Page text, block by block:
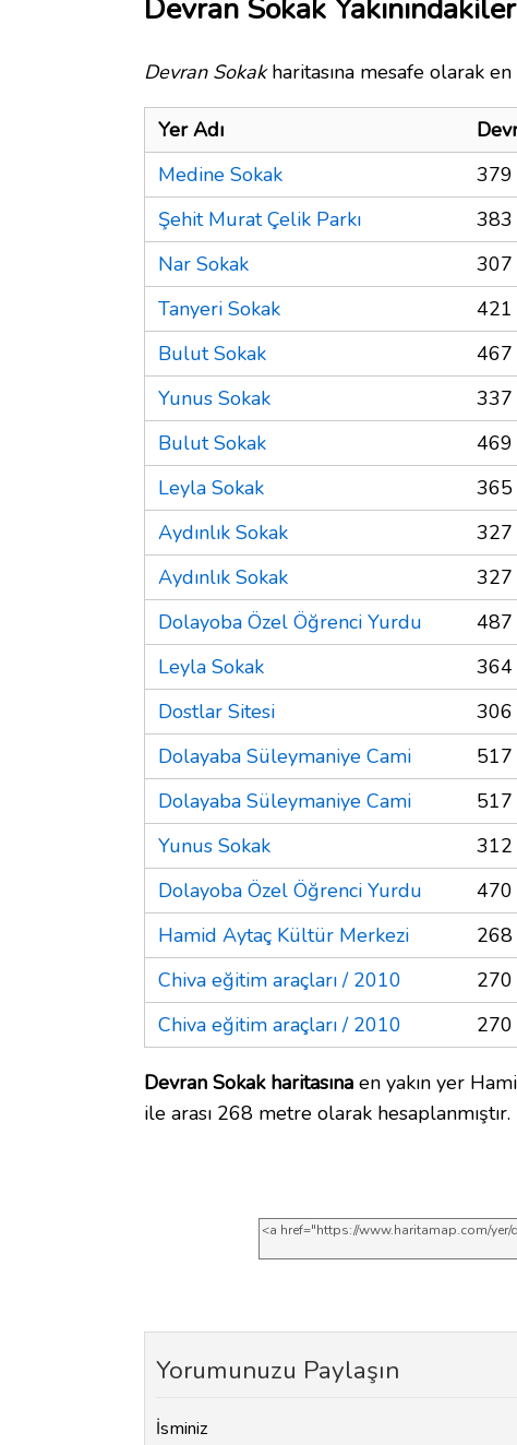
Devran Sokak Yakınındakiler
Devran Sokakharitasına mesafe olarak en
Yer Adı
Medine Sokak
379
Şehit Murat Çelik Parkı
383
Nar Sokak
307
Tanyeri Sokak
421
Bulut Sokak
467
Yunus Sokak
337
Bulut Sokak
469
Leyla Sokak
365
Aydınlık Sokak
327
Aydınlık Sokak
327
Dolayoba Özel Öğrenci Yurdu
487
Leyla Sokak
364
Dostlar Sitesi
306
Dolayaba Süleymaniye Cami
Dolayaba Süleymaniye Cami
Yunus Sokak
312
Dolayoba Özel Öğrenci Yurdu
470
Hamid Aytaç Kültür Merkezi
Chiva eğitim araçları / 2010
Chiva eğitim araçları / 2010
Devran Sokak haritasına en yakın yer
ile arası 268 metre olarak hesaplanmıştır.
Yorumunuzu Paylaşın
İsminiz